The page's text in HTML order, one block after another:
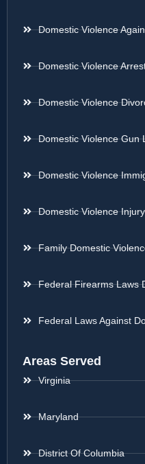
Domestic Violence
Domestic Violence
Domestic Violence
Domestic Violence Gun
Domestic Violence
Domestic Violence
Family Domestic
Federal Firearms Laws
Federal Laws Against
Areas Served
Virginia
Maryland
District Of Columbia